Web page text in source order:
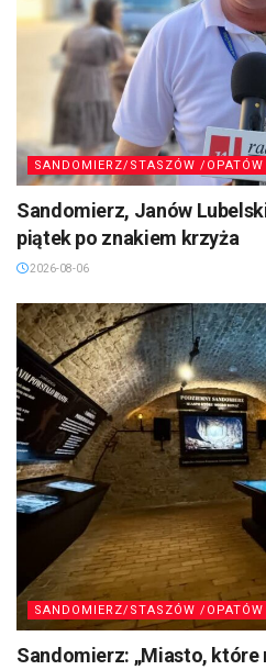
SANDOMIERZ/STASZÓW /OPATÓW
Sandomierz, Janów
piątek po znakiem krzyża
2026-08-06
SANDOMIERZ/STASZÓW /OPATÓW
Sandomierz: „Miasto, które